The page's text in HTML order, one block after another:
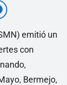
emitió un
con
Bermejo,